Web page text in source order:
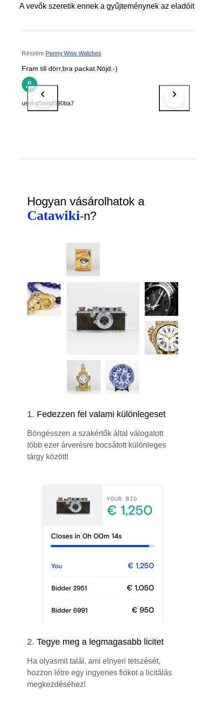
A vevők szeretik ennek a gyűjteménynek az eladóit
Részére Penny Wise Watches
Fram till dörr,bra packat.Nöjd;-)
user-d5aebf390ba7
Hogyan vásárolhatok a
Catawiki-n?
1. Fedezzen fel valami különlegeset
Böngésszen a szakértők által válogatott
több ezer árverésre bocsátott különleges
tárgy között!
2. Tegye meg a legmagasabb licitet
Ha olyasmit talál, ami elnyeri tetszését,
hozzon létre egy ingyenes fiókot a licitálás
megkezdéséhez!